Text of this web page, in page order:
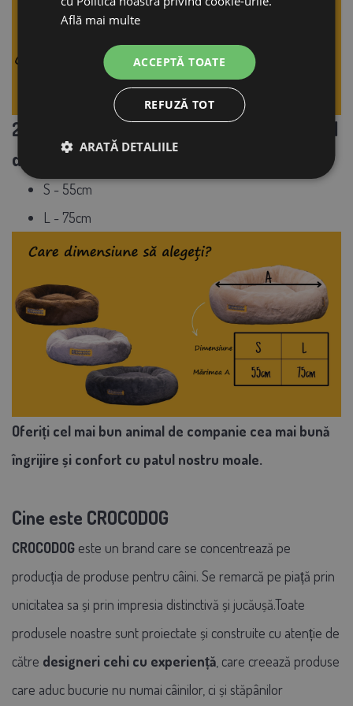
2 dimensiuni diferite pentru fiecare animal
de companie:
S - 55cm
L - 75cm
Oferiți cel mai bun animal de companie cea mai bună
îngrijire și confort cu patul nostru moale.
Cine este CROCODOG
CROCODOG este un brand care se concentrează pe
producția de produse pentru câini. Se remarcă pe piață prin
unicitatea sa și prin impresia distinctivă și jucăușă.Toate
produsele noastre sunt proiectate și construite cu atenție de
către designeri cehi cu experiență , care creează produse
care aduc bucurie nu numai câinilor, ci și stăpânilor
Află mai multe
ACCEPTĂ TOATE
REFUZĂ TOT
ARATĂ DETALIILE